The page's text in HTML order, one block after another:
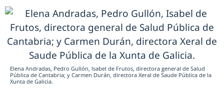
Elena Andradas, Pedro Gullón, Isabel de Frutos, directora general de Salud
Pública de Cantabria; y Carmen Durán, directora Xeral de Saude Pública de la
Xunta de Galicia.